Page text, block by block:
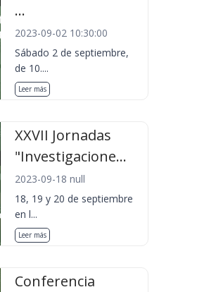
...
2023-09-02 10:30:00
Sábado 2 de septiembre,
de 10....
Leer más
XXVII Jornadas
"Investigacione...
2023-09-18 null
18, 19 y 20 de septiembre
en l...
Leer más
Conferencia